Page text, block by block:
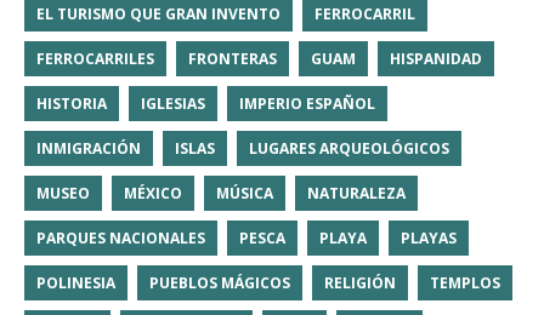
EL TURISMO QUE GRAN INVENTO FERROCARRIL
FERROCARRILES FRONTERAS GUAM HISPANIDAD
HISTORIA IGLESIAS IMPERIO ESPAÑOL
INMIGRACIÓN ISLAS LUGARES ARQUEOLÓGICOS
MUSEO MÉXICO MÚSICA NATURALEZA
PARQUES NACIONALES PESCA PLAYA PLAYAS
POLINESIA PUEBLOS MÁGICOS RELIGIÓN TEMPLOS